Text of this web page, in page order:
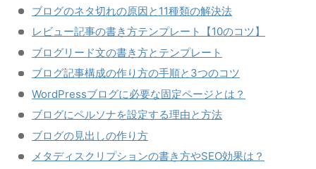
ブログのネタ切れの原因と11種類の解決法
レビュー記事の書き方テンプレート【10のコツ】
ブログリード文の書き方とテンプレート
ブログ記事構成の作り方の手順と3つのコツ
WordPressブログに必要な固定ページとは？
ブログにペルソナを設定する理由と方法
ブログの見出しの作り方
メタディスクリプションの書き方やSEO効果は？